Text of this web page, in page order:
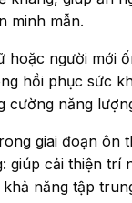
minh mẫn.
hoặc người mới
hồi phục sức
cường năng
giai đoạn ôn
giúp cải thiện trí
năng tập